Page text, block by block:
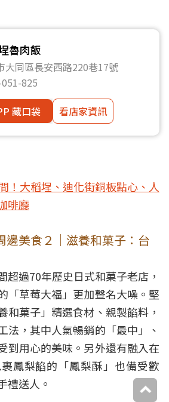
魯肉飯
大同區長安西路220巷17號
825
藏口袋
看店家資訊
！大稻埕、迪化街銅板點心、人
啡廳
邊美食２｜滋養和菓子：台
超過70年歷史日式和菓子老店，
「草莓大福」更加聲名大噪。堅
和菓子」精選食材、親製餡料，
法，其中人氣暢銷的「最中」、
到用心的美味。另外還有融入在
鳳梨餡的「鳳梨酥」也備受歡
禮送人。